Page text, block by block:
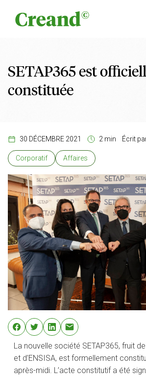
SETAP365 est
constituée
30 DÉCEMBRE 2021 2 min Écrit
Corporatif Affaires
La nouvelle société SETAP365, fruit de
et d’ENSISA, est formellement
après-midi. L’acte constitutif a été